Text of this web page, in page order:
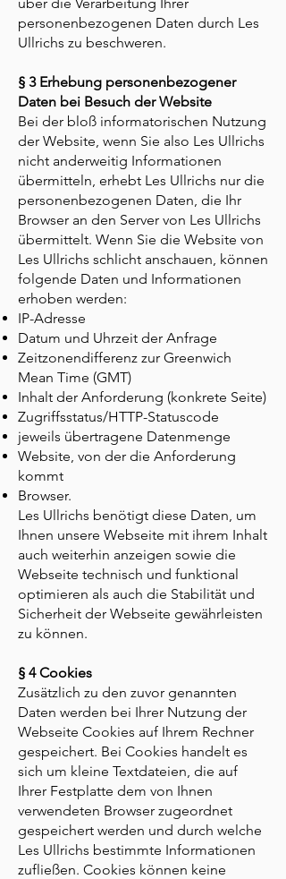
personenbezogenen Daten durch Les
Ullrichs zu beschweren.
§ 3 Erhebung personenbezogener
Daten bei Besuch der Website
Bei der bloß informatorischen Nutzung
der Website, wenn Sie also Les Ullrichs
nicht anderweitig Informationen
übermitteln, erhebt Les Ullrichs nur die
personenbezogenen Daten, die Ihr
Browser an den Server von Les Ullrichs
übermittelt. Wenn Sie die Website von
Les Ullrichs schlicht anschauen, können
folgende Daten und Informationen
erhoben werden:
IP-Adresse
Datum und Uhrzeit der Anfrage
Zeitzonendifferenz zur Greenwich
Mean Time (GMT)
Inhalt der Anforderung (konkrete Seite)
Zugriffsstatus/HTTP-Statuscode
jeweils übertragene Datenmenge
Website, von der die Anforderung
kommt
Browser.
Les Ullrichs benötigt diese Daten, um
Ihnen unsere Webseite mit ihrem Inhalt
auch weiterhin anzeigen sowie die
Webseite technisch und funktional
optimieren als auch die Stabilität und
Sicherheit der Webseite gewährleisten
zu können.
§ 4 Cookies
Zusätzlich zu den zuvor genannten
Daten werden bei Ihrer Nutzung der
Webseite Cookies auf Ihrem Rechner
gespeichert. Bei Cookies handelt es
sich um kleine Textdateien, die auf
Ihrer Festplatte dem von Ihnen
verwendeten Browser zugeordnet
gespeichert werden und durch welche
Les Ullrichs bestimmte Informationen
zufließen. Cookies können keine